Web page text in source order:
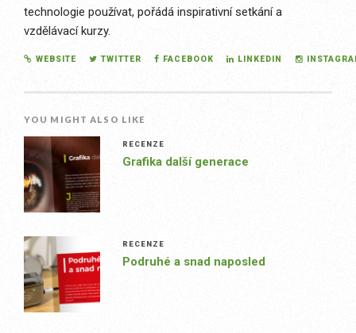
technologie používat, pořádá inspirativní setkání a
vzdělávací kurzy.
WEBSITE TWITTER FACEBOOK LINKEDIN
YOU MIGHT ALSO LIKE
RECENZE
Grafika další generace
RECENZE
Podruhé a snad naposled